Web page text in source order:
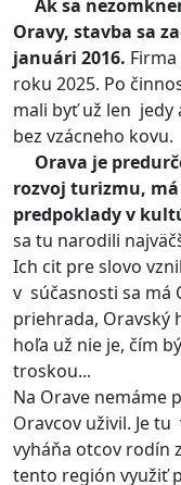
Ak sa
Oravy, stavba sa
januári 2016.
roku 2025. Po
mali byť už len jedy
bez vzácneho kovu.
Orava je
rozvoj turizmu,
predpoklady v
sa tu narodili
Ich cit pre slovo
v súčasnosti sa má
priehrada, Oravský
hoľa už nie je, čím
troskou...
Na Orave nemáme
Oravcov uživil. Je
vyháňa otcov rodín
tento región využiť